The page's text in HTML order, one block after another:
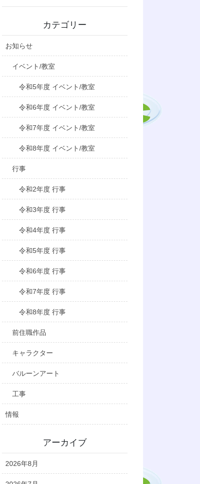
カテゴリー
お知らせ
イベント/教室
令和5年度 イベント/教室
令和6年度 イベント/教室
令和7年度 イベント/教室
令和8年度 イベント/教室
行事
令和2年度 行事
令和3年度 行事
令和4年度 行事
令和5年度 行事
令和6年度 行事
令和7年度 行事
令和8年度 行事
前住職作品
キャラクター
バルーンアート
工事
情報
アーカイブ
2026年8月